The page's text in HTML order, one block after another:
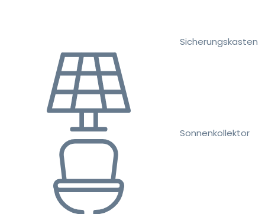
Sicherungskasten
Sonnenkollektor